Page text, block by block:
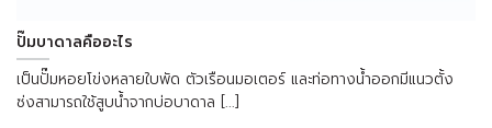
ปั๊มบาดาลคืออะไร
เป็นปั๊มหอยโข่งหลายใบพัด ตัวเรือนมอเตอร์ และท่อทางน้ำออกมีแนวตั้ง
ซ่งสามารถใช้สูบน้ำจากบ่อบาดาล [...]